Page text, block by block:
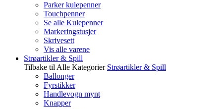
Parker kulepenner
Touchpenner
Se alle Kulepenner
Markeringstusjer
Skrivesett
Vis alle varene
Strøartikler & Spill
Tilbake til Alle Kategorier Strøartikler & Spill
Ballonger
Fyrstikker
Handlevogn mynt
Knapper